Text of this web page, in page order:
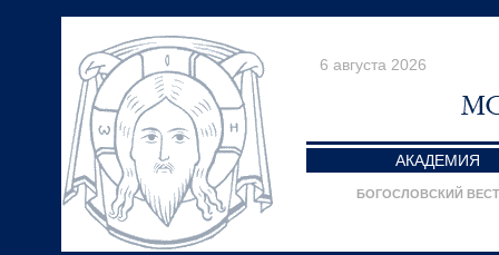
6 августа 2026
АКАДЕМИЯ
БОГОСЛОВСКИЙ